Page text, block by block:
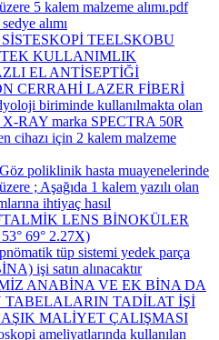
5 kalem malzeme alımı.pdf
alımı
TEELSKOBU
KULLANIMLIK
EL ANTİSEPTİĞİ
CERRAHİ LAZER FİBERİ
biriminde kullanılmakta olan
RAY marka SPECTRA 50R
cihazı için 2 kalem malzeme
poliklinik hasta muayenelerinde
; Aşağıda 1 kalem yazılı olan
ihtiyaç hasıl
LENS BİNOKÜLER
69° 2.27X)
tüp sistemi yedek parça
işi satın alınacaktır
ANABİNA VE EK BİNA DA
TABELALARIN TADİLAT İŞİ
MALİYET ÇALIŞMASI
ameliyatlarında kullanılan